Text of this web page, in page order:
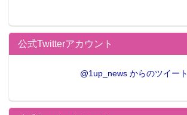
公式Twitterアカウント
@1up_news からのツイート